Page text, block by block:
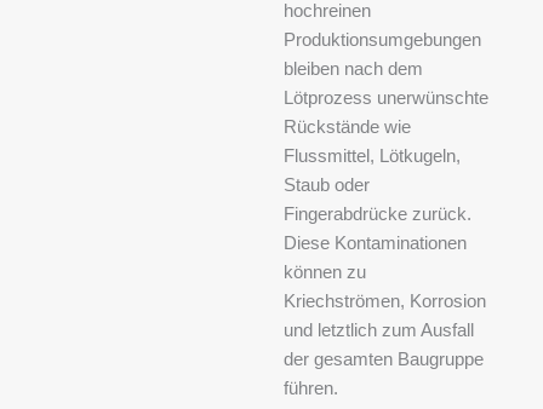
hochreinen
Produktionsumgebungen
bleiben nach dem
Lötprozess unerwünschte
Rückstände wie
Flussmittel, Lötkugeln,
Staub oder
Fingerabdrücke zurück.
Diese Kontaminationen
können zu
Kriechströmen, Korrosion
und letztlich zum Ausfall
der gesamten Baugruppe
führen.